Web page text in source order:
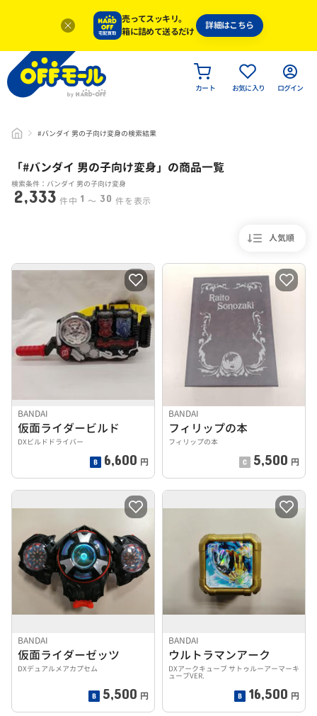
売ってスッキリ。
箱に詰めて送るだけ
詳細はこちら
カート お気に入り ログイン
#バンダイ 男の子向け変身の検索結果
「#バンダイ 男の子向け変身」 の商品一覧
検索条件：バンダイ 男の子向け変身
2,333 件中 1 〜 30 件を表示
人気順
BANDAI
仮面ライダービルド
DXビルドドライバー
6,600 円
BANDAI
フィリップの本
フィリップの本
5,500 円
BANDAI
仮面ライダーゼッツ
DXデュアルメアカプセム
5,500 円
BANDAI
ウルトラマンアーク
DXアークキューブ サトゥルーアーマーキ
ューブVER.
16,500 円